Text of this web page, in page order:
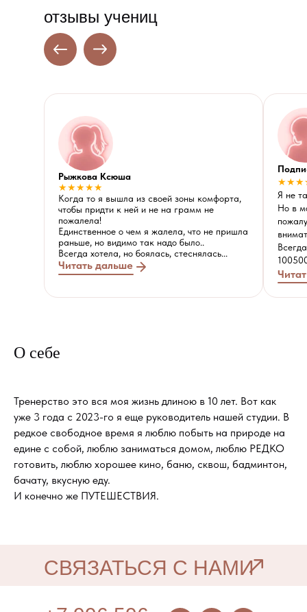
отзывы учениц
Рыжкова Ксюша
★★★★★
Когда то я вышла из своей зоны комфорта,
чтобы придти к ней и не на грамм не
пожалела!
Единственное о чем я жалела, что не пришла
раньше, но видимо так надо было..
Всегда хотела, но боялась, стеснялась...
Читать дальше
Я не
Но в
О себе
Тренерство это вся моя жизнь длиною в 10 лет. Вот как
уже 3 года с 2023-го я еще руководитель нашей студии. В
редкое свободное время я люблю побыть на природе на
едине с собой, люблю заниматься домом, люблю РЕДКО
готовить, люблю хорошее кино, баню, сквош, бадминтон,
бачату, вкусную еду.
И конечно же ПУТЕШЕСТВИЯ.
СВЯЗАТЬСЯ С НАМИ